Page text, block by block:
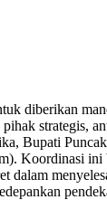
diberikan
strategis,
Bupati
Koordinasi ini
dalam